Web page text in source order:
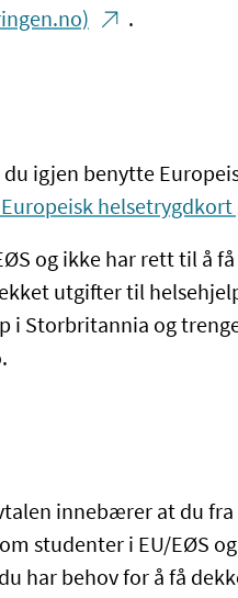
.
igjen benytte
helsetrygdkort
og ikke har rett til å
utgifter til
i Storbritannia og
innebærer at du fra
studenter i EU/EØS og
har behov for å få